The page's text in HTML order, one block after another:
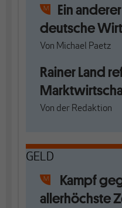
Ein
deutsche
Von Michael Paetz
Rainer Land
Von der Redaktion
GELD
Kampf
allerhöchste